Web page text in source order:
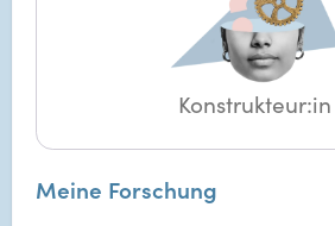
Konstrukteur:in
Meine Forschung